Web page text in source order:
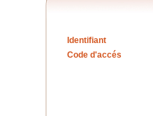
Identifiant
Code d'accés